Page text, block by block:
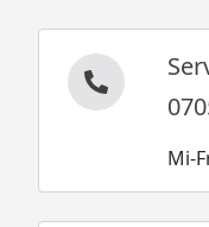
Mi-